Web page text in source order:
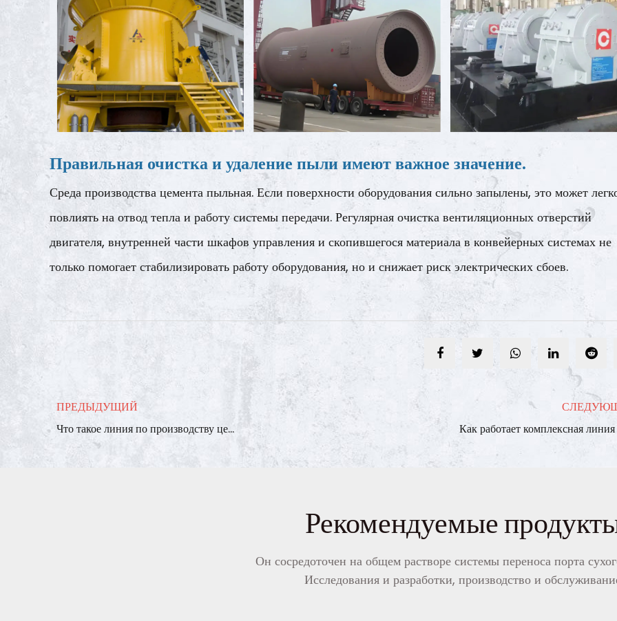
Правильная очистка и удаление пыли имеют важное значение.
Среда производства цемента пыльная. Если поверхности оборудования сильно запылены, это может
повлиять на отвод тепла и работу системы передачи. Регулярная очистка вентиляционных отверстий
двигателя, внутренней части шкафов управления и скопившегося материала в конвейерных системах не
только помогает стабилизировать работу оборудования, но и снижает риск электрических сбоев.
ПРЕДЫДУЩИЙ
Что такое линия по производству цемента и как она работает?
Как работает комплексная линия по производству
Рекомендуемые
Он сосредоточен на общем растворе системы переноса порта
Исследования и разработки, производство и